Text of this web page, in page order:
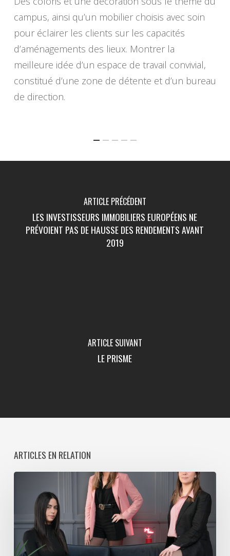
campus, ainsi qu’un mobilier choisis avec soin
pour éclairer les clients sur les capacités
d’aménagements des lieux. Montrer la
meilleure idée d’un espace de travail convivial,
constitué d’une zone de détente et d’un bureau
de direction.
ARTICLE PRÉCÉDENT
LES INVESTISSEURS IMMOBILIERS EUROPÉENS NE
PRÉVOIENT PAS DE HAUSSE DES RENDEMENTS AVANT
2019
ARTICLE SUIVANT
LE PRISME
ARTICLES EN RELATION
et
Évènementiel